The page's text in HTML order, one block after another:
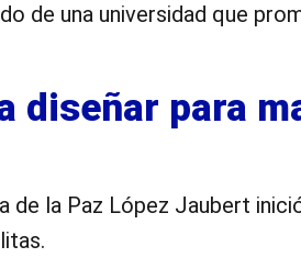
de una universidad que
diseñar para
de la Paz López Jaubert